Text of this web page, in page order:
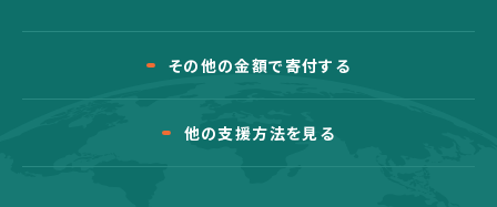
その他の金額で寄付する
他の支援方法を見る